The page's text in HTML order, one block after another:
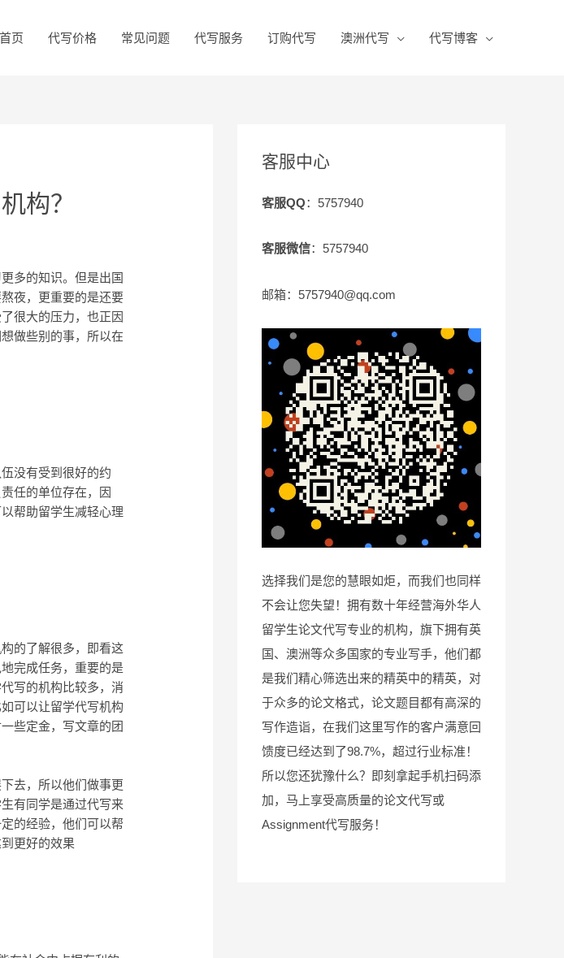
首页 代写价格 常见问题 代写服务 订购代写 澳洲代写 代写博客
构？
多的知识。但是出国
夜，更重要的是还要
很大的压力，也正因
做些别的事，所以在
没有受到很好的约
任的单位存在，因
帮助留学生减轻心理
的了解很多，即看这
完成任务，重要的是
写的机构比较多，消
可以让留学代写机构
些定金，写文章的团
去，所以他们做事更
有同学是通过代写来
的经验，他们可以帮
更好的效果
客服中心
客服QQ：5757940
客服微信：5757940
邮箱：5757940@qq.com
选择我们是您的慧眼如炬，而我们也同样
不会让您失望！拥有数十年经营海外华人
留学生论文代写专业的机构，旗下拥有英
国、澳洲等众多国家的专业写手，他们都
是我们精心筛选出来的精英中的精英，对
于众多的论文格式，论文题目都有高深的
写作造诣，在我们这里写作的客户满意回
馈度已经达到了98.7%，超过行业标准！
所以您还犹豫什么？即刻拿起手机扫码添
加，马上享受高质量的论文代写或
Assignment代写服务！